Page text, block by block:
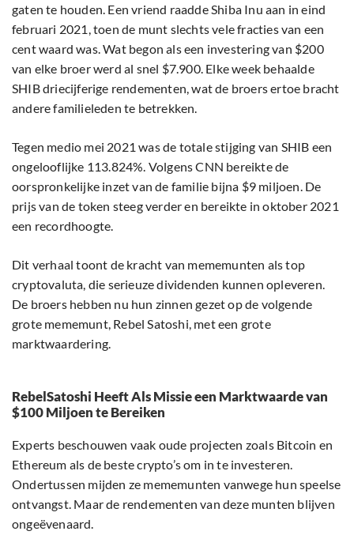
gaten te houden. Een vriend raadde Shiba Inu aan in eind
februari 2021, toen de munt slechts vele fracties van een
cent waard was. Wat begon als een investering van $200
van elke broer werd al snel $7.900. Elke week behaalde
SHIB driecijferige rendementen, wat de broers ertoe bracht
andere familieleden te betrekken.
Tegen medio mei 2021 was de totale stijging van SHIB een
ongelooflijke 113.824%. Volgens CNN bereikte de
oorspronkelijke inzet van de familie bijna $9 miljoen. De
prijs van de token steeg verder en bereikte in oktober 2021
een recordhoogte.
Dit verhaal toont de kracht van mememunten als top
cryptovaluta, die serieuze dividenden kunnen opleveren.
De broers hebben nu hun zinnen gezet op de volgende
grote mememunt, Rebel Satoshi, met een grote
marktwaardering.
RebelSatoshi Heeft Als Missie een Marktwaarde van
$100 Miljoen te Bereiken
Experts beschouwen vaak oude projecten zoals Bitcoin en
Ethereum als de beste crypto’s om in te investeren.
Ondertussen mijden ze mememunten vanwege hun speelse
ontvangst. Maar de rendementen van deze munten blijven
ongeëvenaard.